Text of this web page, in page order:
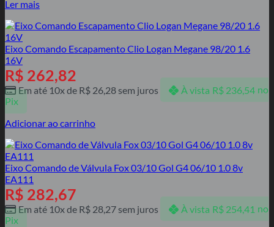
Ler mais
Eixo Comando Escapamento Clio Logan Megane 98/20 1.6
16V
R$ 262,82
Em até 10x de R$ 26,28 sem juros À vista R$236,54 no
Pix
Adicionar ao carrinho
Eixo Comando de Válvula Fox 03/10 Gol G4 06/10 1.0 8v
EA111
R$ 282,67
Em até 10x de R$ 28,27 sem juros À vista R$254,41 no
Pix